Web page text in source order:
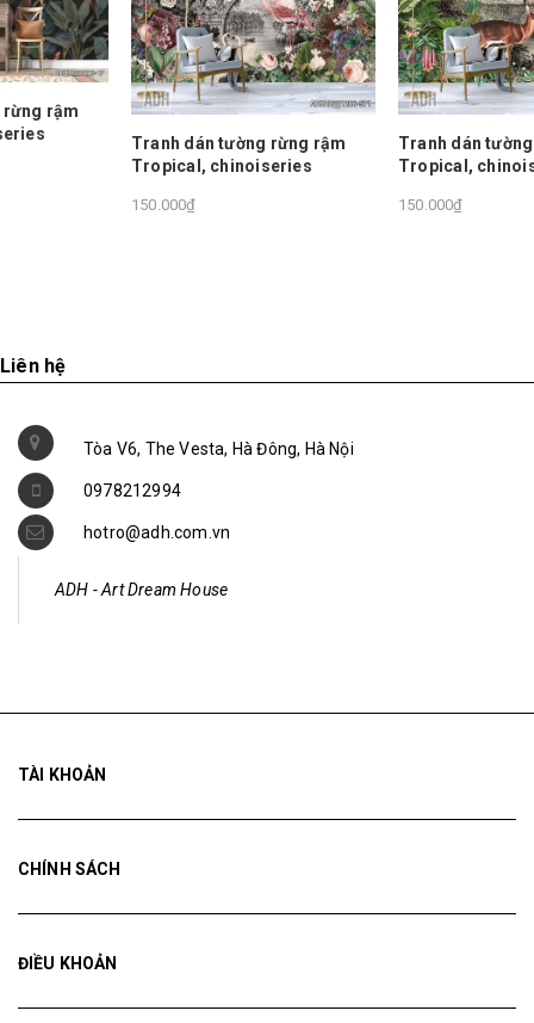
Tranh dán tường rừng rậm
Tropical, chinoiseries
Tranh dán tường rừng rậm
Tropical, chinoiseries
Liên hệ
Tòa V6, The Vesta, Hà Đông, Hà Nội
hotro@adh.com.vn